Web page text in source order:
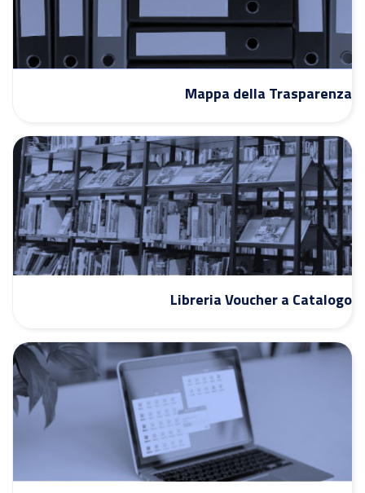
Mappa della Trasparenza
Libreria Voucher a Catalogo